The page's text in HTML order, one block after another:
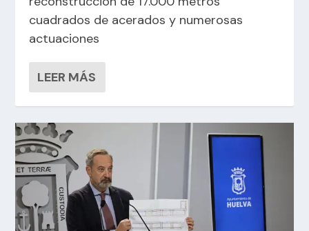
cuadrados de acerados y numerosas
actuaciones
LEER MÁS